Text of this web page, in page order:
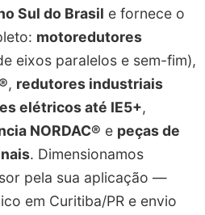
Sul do Brasil e fornece o
motoredutores
eixos paralelos e sem-fim),
, redutores industriais
elétricos até IE5+,
NORDAC® e peças de
. Dimensionamos
pela sua aplicação —
em Curitiba/PR e envio